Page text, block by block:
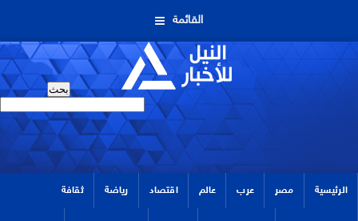
القائمة
الرئيسية مصر عرب عالم اقتصاد رياضة ثقافة